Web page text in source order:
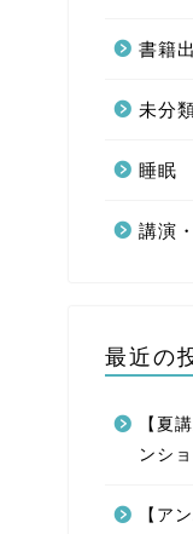
書籍
未分
睡眠
講演
最近の
【夏
ンシ
【ア